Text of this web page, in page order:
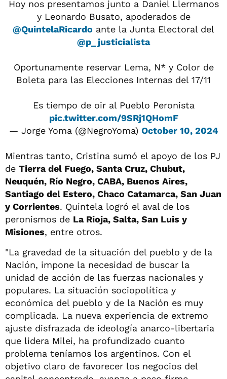
Hoy nos presentamos junto a Daniel Llermanos
y Leonardo Busato, apoderados de
@QuintelaRicardo ante la Junta Electoral del
@p_justicialista
Oportunamente reservar Lema, N* y Color de
Boleta para las Elecciones Internas del 17/11
Es tiempo de oir al Pueblo Peronista
pic.twitter.com/9SRj1QHomF
— Jorge Yoma (@NegroYoma) October 10, 2024
Mientras tanto, Cristina sumó el apoyo de los PJ
de Tierra del Fuego, Santa Cruz, Chubut,
Neuquén, Río Negro, CABA, Buenos Aires,
Santiago del Estero, Chaco Catamarca, San Juan
y Corrientes. Quintela logró el aval de los
peronismos de La Rioja, Salta, San Luis y
Misiones, entre otros.
"La gravedad de la situación del pueblo y de la
Nación, impone la necesidad de buscar la
unidad de acción de las fuerzas nacionales y
populares. La situación sociopolítica y
económica del pueblo y de la Nación es muy
complicada. La nueva experiencia de extremo
ajuste disfrazada de ideología anarco-libertaria
que lidera Milei, ha profundizado cuanto
problema teníamos los argentinos. Con el
objetivo claro de favorecer los negocios del